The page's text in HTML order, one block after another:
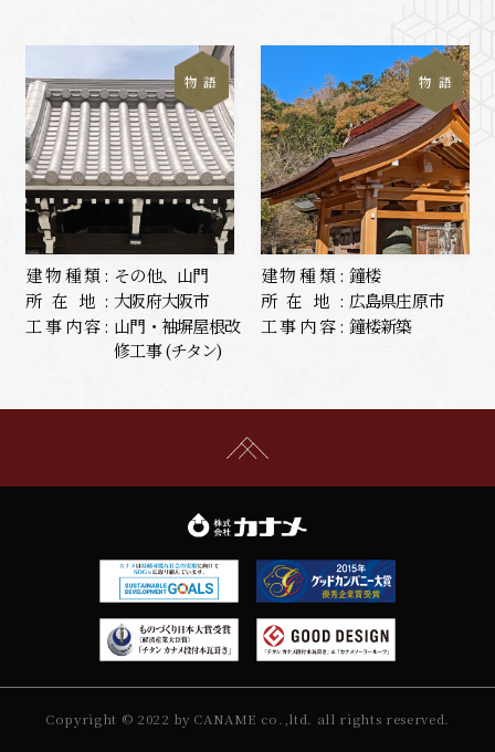
物 語
建物種類: その他、山門
所在地: 大阪府大阪市
工事内容: 山門・袖塀屋根改
修工事 (チタン)
物 語
建物種類: 鐘楼
所在地: 広島県庄原市
工事内容: 鐘楼新築
Copyright © 2022 by CANAME co.,ltd. all rights reserved.